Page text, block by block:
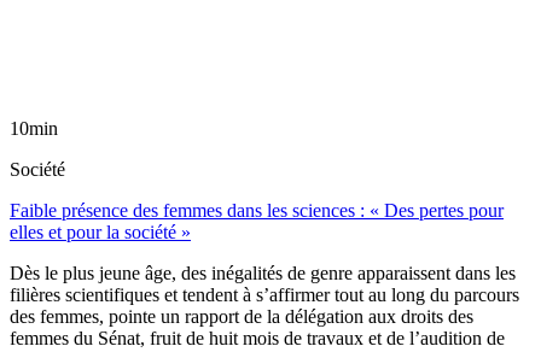
10min
Société
Faible présence des femmes dans les sciences : « Des pertes pour
elles et pour la société »
Dès le plus jeune âge, des inégalités de genre apparaissent dans les
filières scientifiques et tendent à s’affirmer tout au long du parcours
des femmes, pointe un rapport de la délégation aux droits des
femmes du Sénat, fruit de huit mois de travaux et de l’audition de